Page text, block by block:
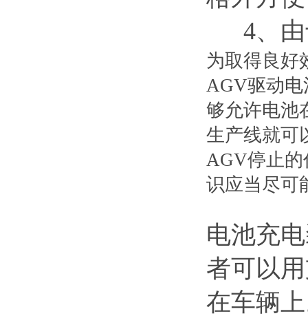
4、由
为取得良好
AGV驱动电
够允许电池
生产线就可
AGV停止的
识应当尽可
电池充
者可以
在车辆